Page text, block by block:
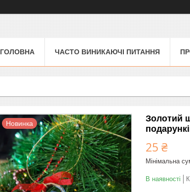
ГОЛОВНА ЧАСТО ВИНИКАЮЧІ ПИТАННЯ
Новинка
Золотий
25 ₴
Мінімальна
В наявності